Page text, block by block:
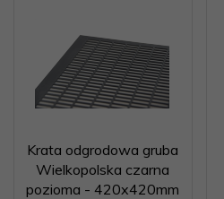
Krata odgrodowa gruba
Wielkopolska czarna
pozioma - 420x420mm